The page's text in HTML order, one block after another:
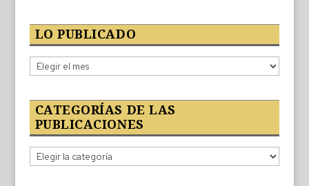
LO PUBLICADO
Lo
publicado
CATEGORÍAS DE LAS
PUBLICACIONES
Categorías
de